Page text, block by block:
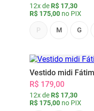
12x de R$ 17,30
R$ 175,00 no PIX
P M G
Vestido midi
R$ 179,00
12x de R$ 17,30
R$ 175,00 no PIX